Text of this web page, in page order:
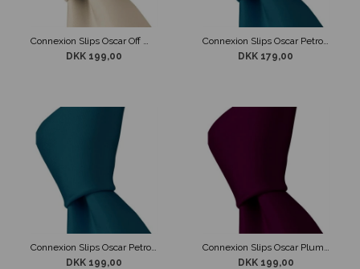
Connexion Slips Oscar Off White 7 cm
DKK 199,00
Connexion Slips Oscar Petrol 5 cm
DKK 179,00
DKK 199,00
DKK 199,00